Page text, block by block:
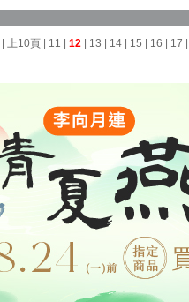
上10頁 11 12 13 14 15 16 17